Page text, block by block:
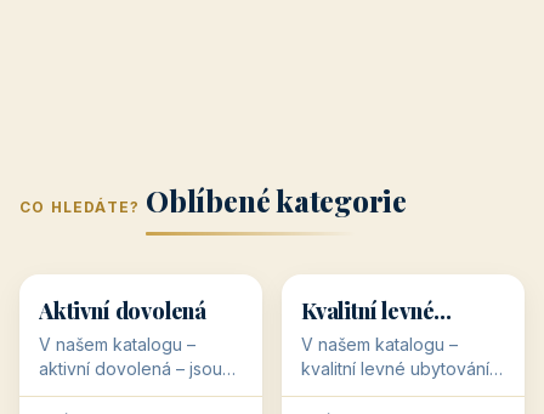
CO HLEDÁTE? Oblíbené kategorie
🥾 36 objektů
Aktivní dovolená
V našem katalogu –
aktivní dovolená – jsou
pro Vás připraveny
💰
💰
34 objektů
Kvalitní levné
ubytování
V našem katalogu –
kvalitní levné ubytování –
jsou pro Vás připraveny